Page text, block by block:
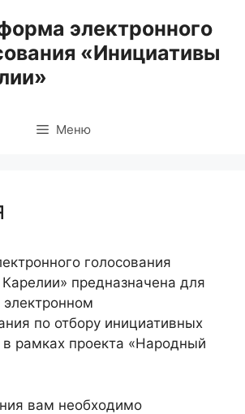
электронного
«Инициативы
Меню
голосования
предназначена для
по отбору инициативных
рамках проекта «Народный
вам необходимо